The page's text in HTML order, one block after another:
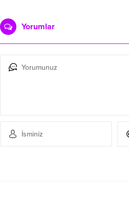
Yorumlar